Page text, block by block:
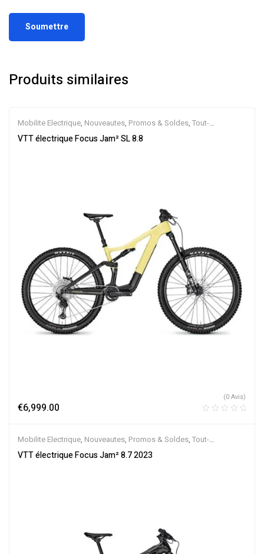
Produits similaires
Mobilite Electrique, Nouveautes, Promos & Soldes, Tout-
Suspendus,Vélo électrique ville, Velos Electriques
VTT électrique Focus Jam² SL 8.8
€6,999.00
(0 Avis)
Mobilite Electrique, Nouveautes, Promos & Soldes, Tout-
Suspendus,Vélo électrique ville ,Velos Electriques
VTT électrique Focus Jam² 8.7 2023